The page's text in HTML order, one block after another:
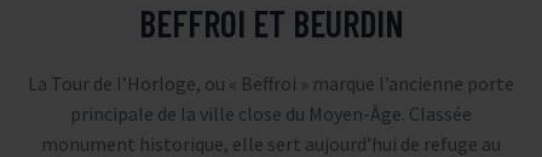
BEFFROI ET BEURDIN
La Tour de l’Horloge, ou « Beffroi » marque l’ancienne porte
principale de la ville close du Moyen-Âge. Classée
monument historique, elle sert aujourd’hui de refuge au